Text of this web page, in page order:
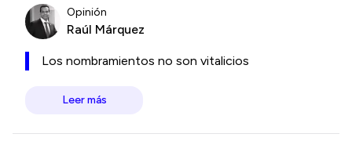
Opinión
Raúl Márquez
Los nombramientos no son vitalicios
Leer más